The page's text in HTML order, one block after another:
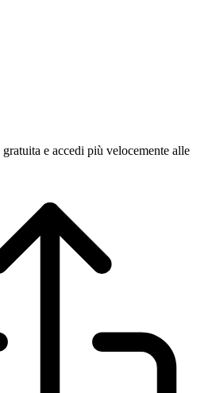
e accedi più velocemente alle